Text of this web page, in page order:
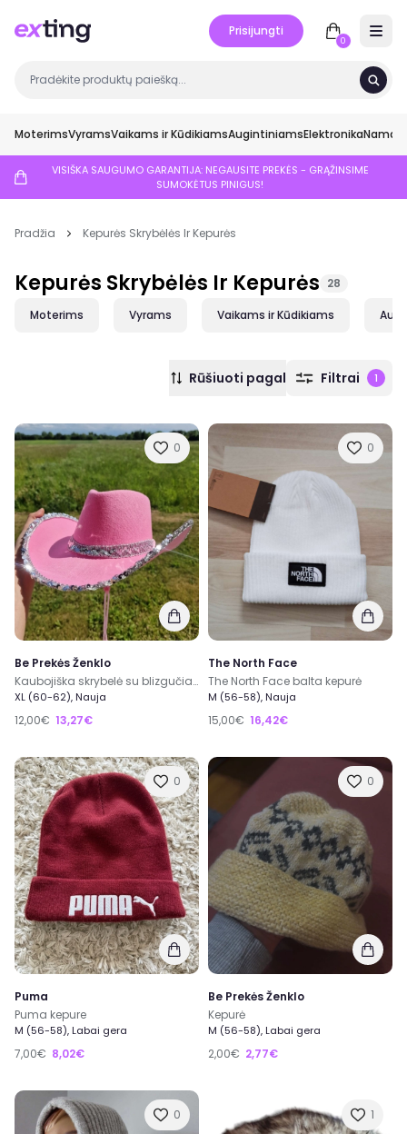
Prisijungti
0
MoterimsVyramsVaikams ir KūdikiamsAugintiniamsElektronikaNamai
VISIŠKA SAUGUMO GARANTIJA: NEGAUSITE PREKĖS - GRĄŽINSIME
SUMOKĖTUS PINIGUS!
Pradžia Kepurės Skrybėlės Ir Kepurės
Kepurės Skrybėlės Ir Kepurės 28
Moterims Vyrams Vaikams ir Kūdikiams
Rūšiuoti pagal Filtrai 1
0
Be Prekės Ženklo
Kaubojiška skrybelė su blizgučiais. Vakarėlio kepurė Cowboy Cowgirl party
XL (60-62), Nauja
12,00€ 13,27€
0
The North Face
The North Face balta kepurė
M (56-58), Nauja
15,00€ 16,42€
0
Puma
Puma kepure
M (56-58), Labai gera
7,00€ 8,02€
0
Be Prekės Ženklo
Kepurė
M (56-58), Labai gera
2,00€ 2,77€
0 1